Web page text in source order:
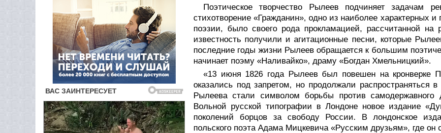
Поэтическое творчество Рылеев подчиняет задачам
стихотворение «Гражданин», одно из наиболее характерных
поэзии, было своего рода прокламацией, рассчитанной
известность получили и агитационные песни, которые
последние годы жизни Рылеев обращается к большим
начинает поэму «Наливайко», драму «Богдан Хмельницкий».
«13 июня 1826 года Рылеев был повешен на кронверке
оказались под запретом, но продолжали распространяться
Рылеева стали символом борьбы против
Вольной русской типографии в Лондоне новое издание
поколений борцов за свободу России. В лондонское
польского поэта Адама Мицкевича «Русским друзьям», где он